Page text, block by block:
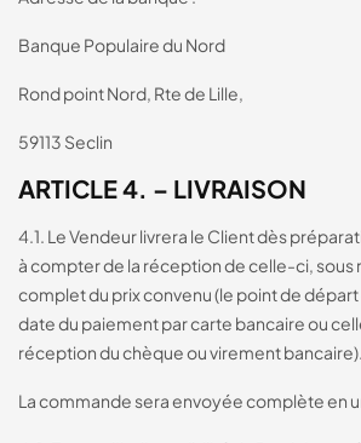
Banque Populaire du Nord
Rond point Nord, Rte de Lille,
59113 Seclin
ARTICLE 4. – LIVRAISON
4.1. Le Vendeur livrera le Client dès
à compter de la réception de celle-ci, sous
complet du prix convenu (le point de départ
date du paiement par carte bancaire ou
réception du chèque ou virement bancaire).
La commande sera envoyée complète en